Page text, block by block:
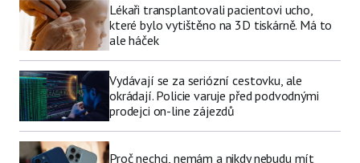
Lékaři transplantovali pacientovi ucho,
které bylo vytištěno na 3D tiskárně. Má to
ale háček
Vydávají se za seriózní cestovku, ale
okrádají. Policie varuje před podvodnými
prodejci on-line zájezdů
Proč nechci, nemám a nikdy nebudu mít